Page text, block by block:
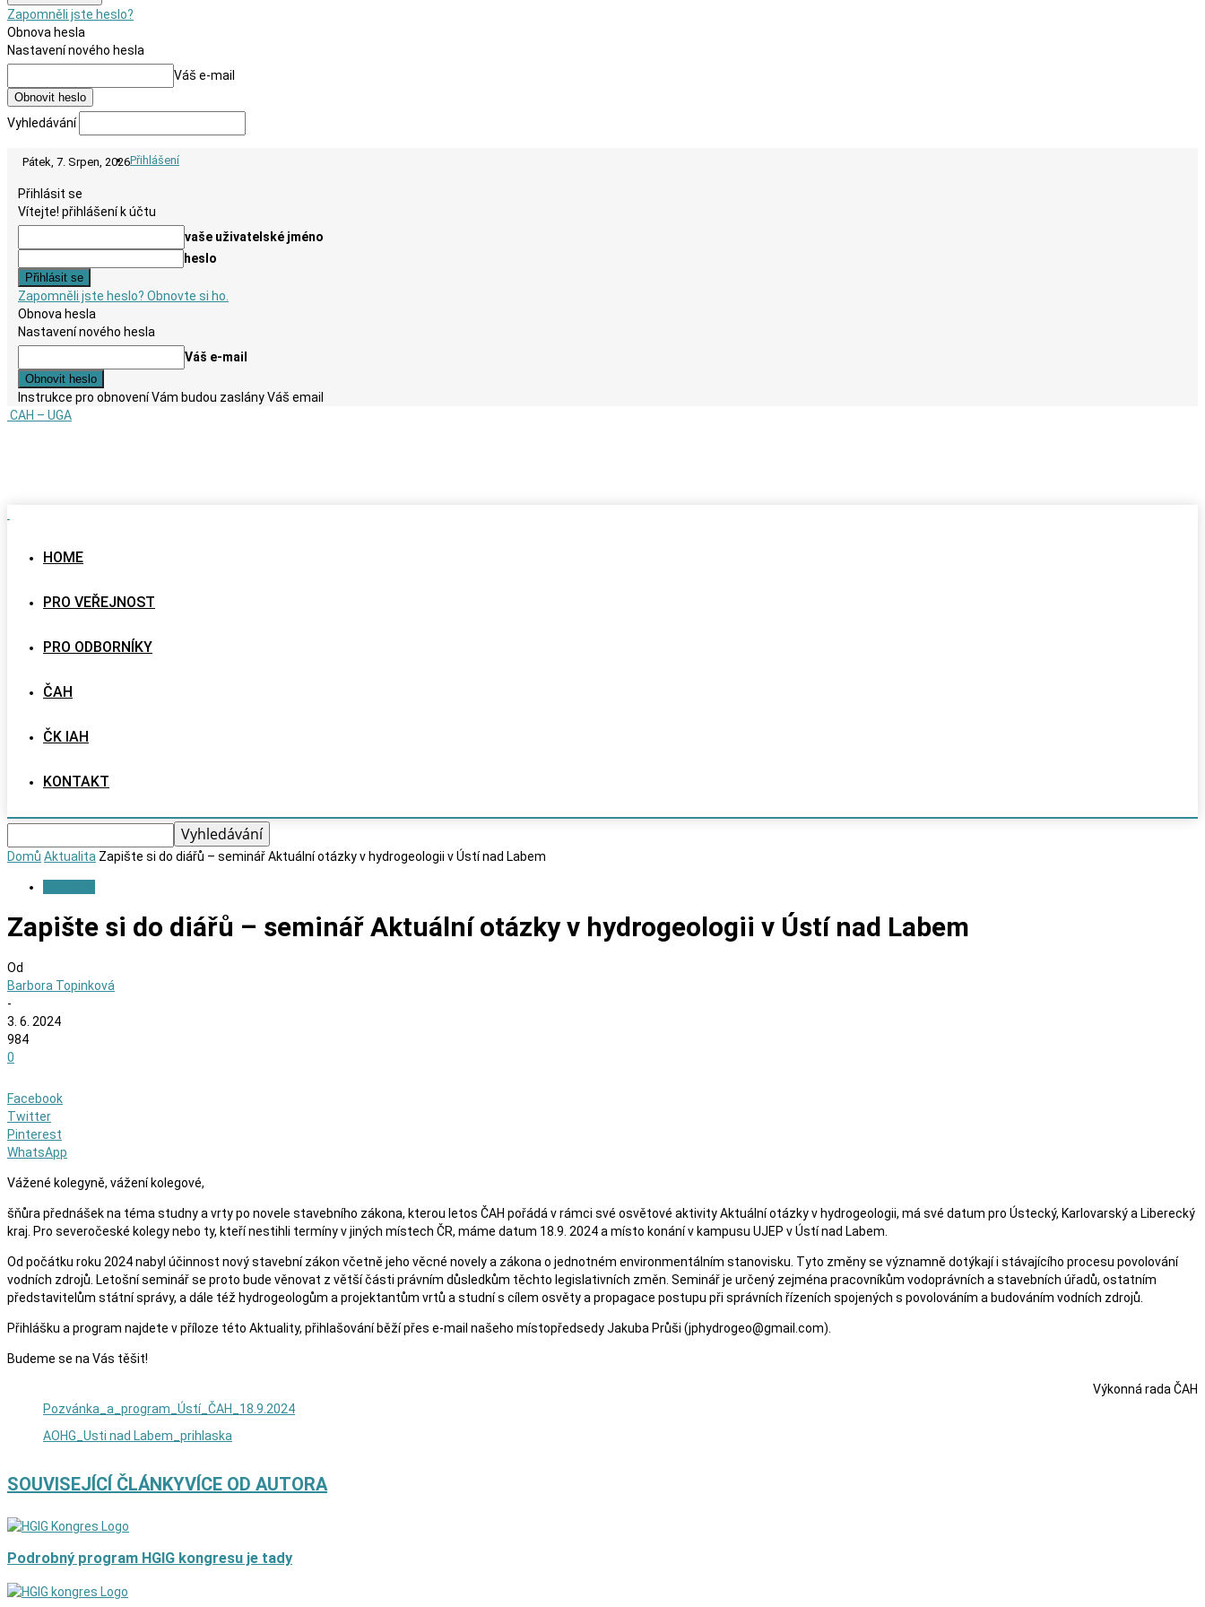
Zapomněli jste heslo?
Obnova hesla
Nastavení nového hesla
Váš e-mail
Vyhledávání
Pátek, 7. Srpen, 2026Přihlášení
Přihlásit se
Vítejte! přihlášení k účtu
vaše uživatelské jméno
heslo
Zapomněli jste heslo? Obnovte si ho.
Obnova hesla
Nastavení nového hesla
Váš e-mail
Instrukce pro obnovení Vám budou zaslány Váš email
CAH – UGA
HOME
PRO VEŘEJNOST
PRO ODBORNÍKY
ČAH
ČK IAH
KONTAKT
Domů Aktualita Zapište si do diářů – seminář Aktuální otázky v hydrogeologii v Ústí nad Labem
Zapište si do diářů – seminář Aktuální otázky v hydrogeologii v Ústí nad Labem
Od
Barbora Topinková
-
3. 6. 2024
984
0
Facebook
Twitter
Pinterest
WhatsApp
Vážené kolegyně, vážení kolegové,
šňůra přednášek na téma studny a vrty po novele stavebního zákona, kterou letos ČAH pořádá v rámci své osvětové aktivity Aktuální otázky v hydrogeologii, má své datum pro Ústecký, Karlovarský a Liberecký
kraj. Pro severočeské kolegy nebo ty, kteří nestihli termíny v jiných místech ČR, máme datum 18.9. 2024 a místo konání v kampusu UJEP v Ústí nad Labem.
Od počátku roku 2024 nabyl účinnost nový stavební zákon včetně jeho věcné novely a zákona o jednotném environmentálním stanovisku. Tyto změny se významně dotýkají i stávajícího procesu povolování
vodních zdrojů. Letošní seminář se proto bude věnovat z větší části právním důsledkům těchto legislativních změn. Seminář je určený zejména pracovníkům vodoprávních a stavebních úřadů, ostatním
představitelům státní správy, a dále též hydrogeologům a projektantům vrtů a studní s cílem osvěty a propagace postupu při správních řízeních spojených s povolováním a budováním vodních zdrojů.
Přihlášku a program najdete v příloze této Aktuality, přihlašování běží přes e-mail našeho místopředsedy Jakuba Průši (jphydrogeo@gmail.com).
Budeme se na Vás těšit!
Výkonná rada ČAH
Pozvánka_a_program_Ústí_ČAH_18.9.2024
AOHG_Usti nad Labem_prihlaska
SOUVISEJÍCÍ ČLÁNKYVÍCE OD AUTORA
Podrobný program HGIG kongresu je tady